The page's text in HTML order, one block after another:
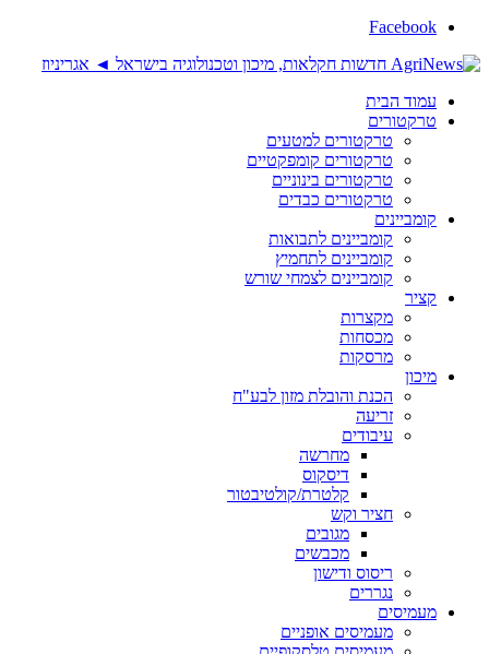
Facebook
עמוד הבית
טרקטורים
טרקטורים למטעים
טרקטורים קומפקטיים
טרקטורים בינוניים
טרקטורים כבדים
קומביינים
קומביינים לתבואות
קומביינים לתחמיץ
קומביינים לצמחי שורש
קציר
מקצרות
מכסחות
מרסקות
מיכון
הכנת והובלת מזון לבע"ח
זריעה
עיבודים
מחרשה
דיסקוס
קלטרת/קולטיבטור
חציר וקש
מגובים
מכבשים
ריסוס ודישון
נגררים
מעמיסים
מעמיסים אופניים